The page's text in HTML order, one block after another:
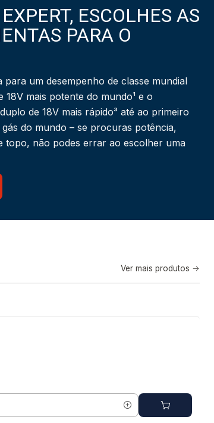
ESCOLHES AS
PARA O
um desempenho de classe mundial
mais potente do mundo¹ e o
de 18V mais rápido³ até ao primeiro
do mundo – se procuras potência,
topo, não podes errar ao escolher uma
Ver mais produtos